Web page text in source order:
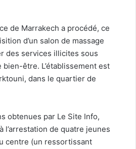
de Marrakech a procédé, ce
d’un salon de massage
des services illicites sous
bien-être. L’établissement est
dans le quartier de
obtenues par Le Site Info,
l’arrestation de quatre jeunes
centre (un ressortissant